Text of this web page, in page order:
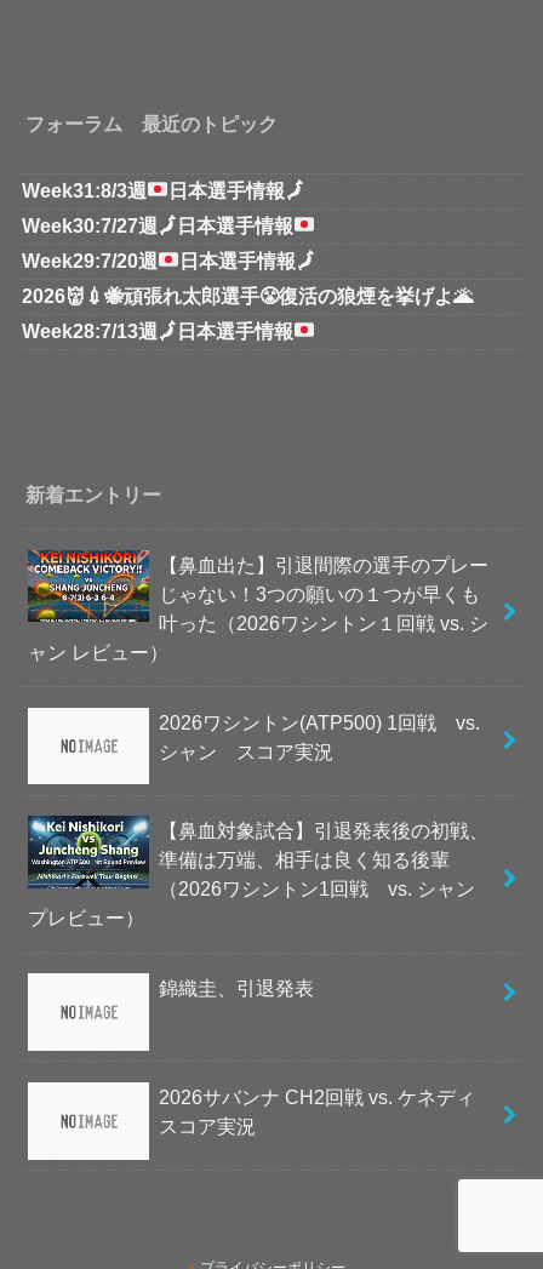
フォーラム 最近のトピック
Week31:8/3週 日本選手情報🗾
Week30:7/27週 🗾 日本選手情報
Week29:7/20週
日本選手情報🗾
2026👹💉🐝頑張れ太郎選手😤復活の狼煙を挙げよ🌋
Week28:7/13週 🗾 日本選手情報
新着エントリー
【鼻血出た】引退間際の選手のプレー
じゃない！3つの願いの１つが早くも
叶った（2026ワシントン１回戦 vs. シ
ャン レビュー）
2026ワシントン(ATP500) 1回戦 vs.
シャン スコア実況
【鼻血対象試合】引退発表後の初戦、
準備は万端、相手は良く知る後輩
（2026ワシントン1回戦 vs. シャン
プレビュー）
錦織圭、引退発表
2026サバンナ CH2回戦 vs. ケネディ
スコア実況